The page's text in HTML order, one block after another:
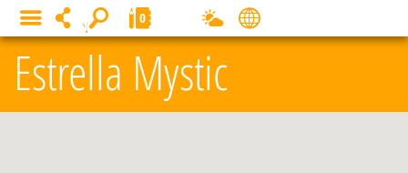
Estrella Mystic
MENU 0
Panneau de gestion des cookies